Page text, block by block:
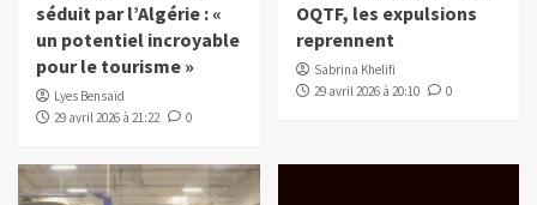
séduit par l’Algérie : «
un potentiel incroyable
pour le tourisme »
Lyes Bensaïd
29 avril 2026 à 21:22
0
OQTF, les expulsions
reprennent
Sabrina Khelifi
29 avril 2026 à 20:10
0